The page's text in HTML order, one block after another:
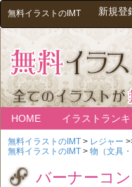
無料イラストのIMT 新規登
HOME イラストラン
無料イラストのIMT > レジャー
無料イラストのIMT > 物（文具
バーナーコ